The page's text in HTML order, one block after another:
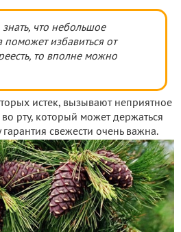
что небольшое
поможет избавиться от
то вполне можно
истек, вызывают неприятное
рту, который может держаться
свежести очень важна.